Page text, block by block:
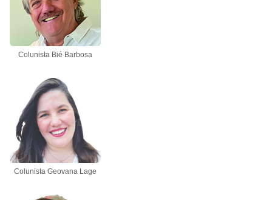
Colunista Bié Barbosa
Colunista Geovana Lage